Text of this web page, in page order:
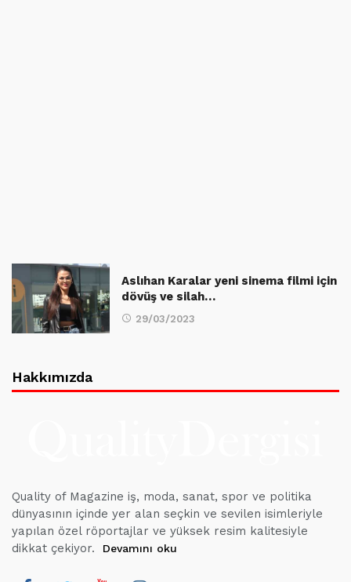
Aslıhan Karalar yeni sinema filmi için
dövüş ve silah…
29/03/2023
Hakkımızda
Quality of Magazine iş, moda, sanat, spor ve politika
dünyasının içinde yer alan seçkin ve sevilen isimleriyle
yapılan özel röportajlar ve yüksek resim kalitesiyle
dikkat çekiyor.
Devamını oku